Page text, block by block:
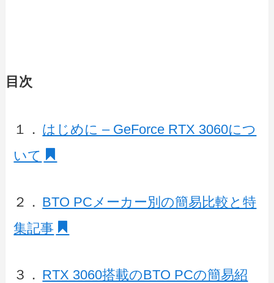
目次
１． はじめに – GeForce RTX 3060につ
いて
２． BTO PCメーカー別の簡易比較と特
集記事
３． RTX 3060搭載のBTO PCの簡易紹